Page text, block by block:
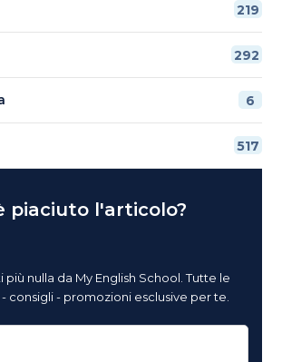
219
292
6
517
piaciuto l'articolo?
nulla da My English School. Tutte le
consigli - promozioni esclusive per te.